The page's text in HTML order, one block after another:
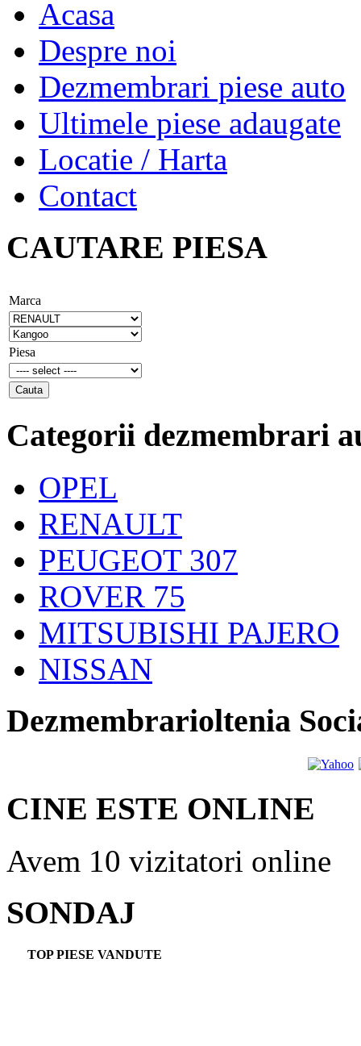
Acasa
Despre noi
Dezmembrari piese auto
Ultimele piese adaugate
Locatie / Harta
Contact
CAUTARE PIESA
Marca
Piesa
Categorii dezmembrari
OPEL
RENAULT
PEUGEOT 307
ROVER 75
MITSUBISHI PAJERO
NISSAN
Dezmembrarioltenia
CINE ESTE ONLINE
Avem 10 vizitatori online
SONDAJ
TOP PIESE VANDUTE